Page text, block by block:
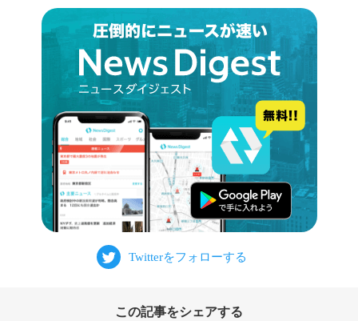
この記事をシェアする